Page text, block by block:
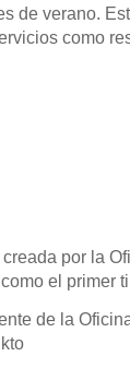
de verano.
como
por la
el primer
de la